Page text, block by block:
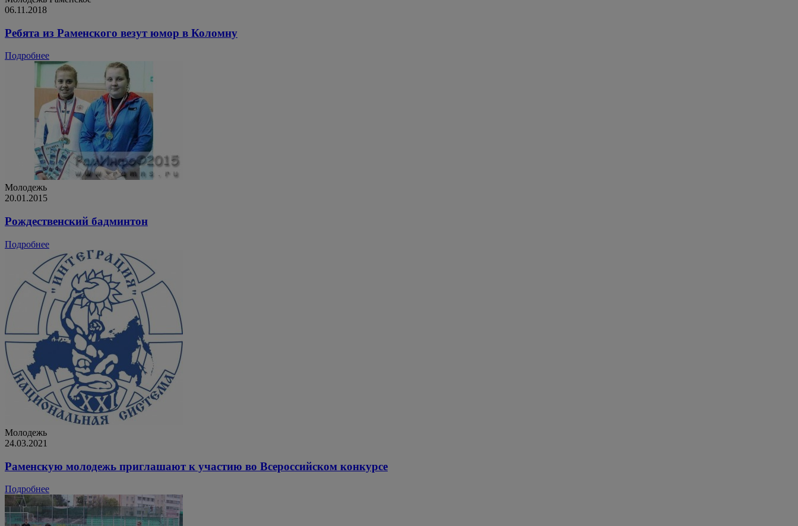
06.11.2018
Ребята из Раменского везут юмор в Коломну
Подробнее
Молодежь
20.01.2015
Рождественский бадминтон
Подробнее
Молодежь
24.03.2021
Раменскую молодежь приглашают к участию во Всероссийском конкурсе
Подробнее